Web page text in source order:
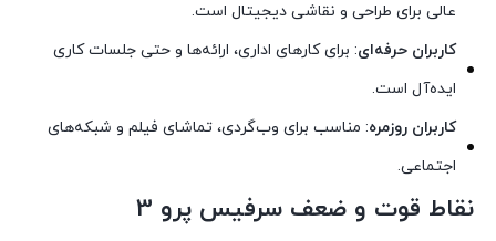
عالی برای طراحی و نقاشی دیجیتال است.
کاربران حرفه‌ای: برای کارهای اداری، ارائه‌ها و حتی جلسات کاری
ایده‌آل است.
کاربران روزمره: مناسب برای وب‌گردی، تماشای فیلم و شبکه‌های
اجتماعی.
نقاط قوت و ضعف سرفیس پرو 3